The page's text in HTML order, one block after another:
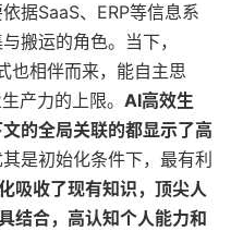
据SaaS、ERP等信息系
搬运的角色。当下，
也相伴而来，能自主思
产力的上限。 AI高效生
的全局关联的都显示了高
是初始化条件下，最有利
吸收了现有知识，顶尖人
结合，高认知个人能力和